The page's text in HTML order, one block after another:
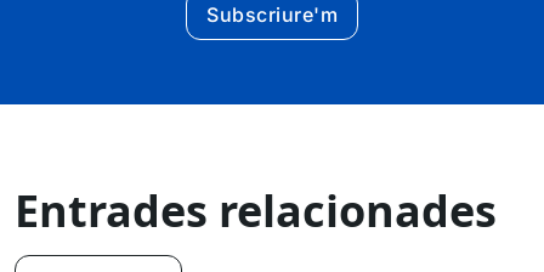
Subscriure'm
Entrades relacionades